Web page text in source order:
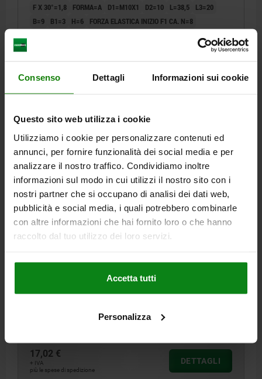
Consenso Dettagli Informazioni sui cookie
Questo sito web utilizza i cookie
Utilizziamo i cookie per personalizzare contenuti ed
annunci, per fornire funzionalità dei social media e per
analizzare il nostro traffico. Condividiamo inoltre
informazioni sul modo in cui utilizzi il nostro sito con i
nostri partner che si occupano di analisi dei dati web,
pubblicità e social media, i quali potrebbero combinarle
con altre informazioni che hai fornito loro o che hanno
raccolto dal tuo utilizzo dei loro servizi.
Accetta tutti
Personalizza
F X 30°=1,8
FORMA=A D1=M10X1 D2=10 L=38,5
L3=20
B=9
B1=3 H=6
FORZA ELASTICA INIZIO F1 CA. N=8
15,58 €
03099-11 A
SPINA DI POSIZI. CON LEVA, D=5, M12, FORMA:A CON
DIAMETRO PERNO DI BLOCCAGGIO=5 LUNGHEZZA MANIGLIA=30
D1=M12 D2=12
B=10,8 B1=3,6 H=8 FORZA ELASTICA INIZIO F1 CA. N=8
17,02 €
+ IVA
più le spese di spedizione
DETTAGLI